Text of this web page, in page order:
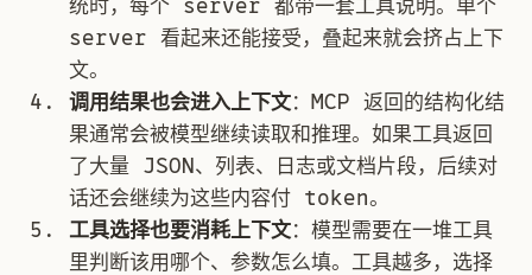
统时，每个 server 都带一套工具说明。单个
server 看起来还能接受，叠起来就会挤占上下
文。
调用结果也会进入上下文：MCP 返回的结构化结
果通常会被模型继续读取和推理。如果工具返回
了大量 JSON、列表、日志或文档片段，后续对
话还会继续为这些内容付 token。
工具选择也要消耗上下文：模型需要在一堆工具
里判断该用哪个、参数怎么填。工具越多，选择